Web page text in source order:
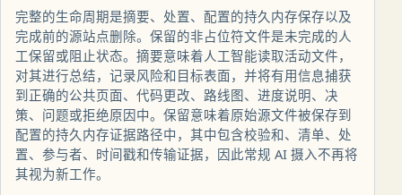
完整的生命周期是摘要、处置、配置的持久内存保存以及
完成前的源站点删除。保留的非占位符文件是未完成的人
工保留或阻止状态。摘要意味着人工智能读取活动文件，
对其进行总结，记录风险和目标表面，并将有用信息捕获
到正确的公共页面、代码更改、路线图、进度说明、决
策、问题或拒绝原因中。保留意味着原始源文件被保存到
配置的持久内存证据路径中，其中包含校验和、清单、处
置、参与者、时间戳和传输证据，因此常规 AI 摄入不再将
其视为新工作。